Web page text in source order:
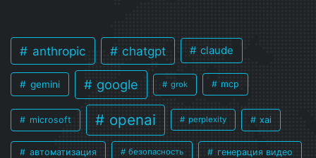
anthropic chatgpt claude
gemini google grok mcp
microsoft openai perplexity xai
автоматизация безопасность генерация видео